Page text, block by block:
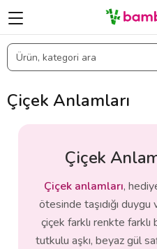
Çiçek Anlamları
Çiçek
Çiçek anlamları,
ötesinde taşıdığı
çiçek farklı renkte farklı
tutkulu aşkı, beyaz gül